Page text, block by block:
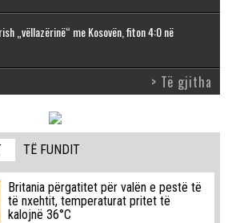
„vëllazërinë“ me Kosovën, fiton 4:0 në
> Të gjitha
TË FUNDIT
Britania përgatitet për valën e pestë të
të nxehtit, temperaturat pritet të
kalojnë 36°C